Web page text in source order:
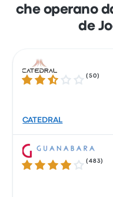
che operano
de
2.6 su 5 stelle (50 )
CATEDRAL
4.0 su 5 stelle (483)